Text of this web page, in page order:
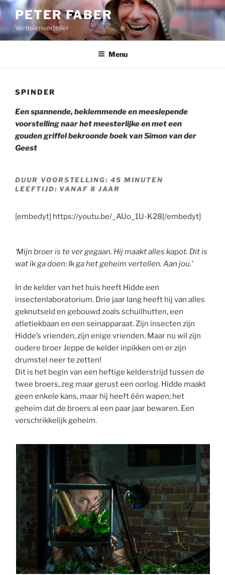
Ga
naar
de
inhoud
PETER FABER
Verhalenverteller
Menu
SPINDER
Een spannende, beklemmende en meeslepende
voorstelling naar het meesterlijke en met een
gouden griffel bekroonde boek van Simon van der
Geest
DUUR VOORSTELLING: 45 MINUTEN
LEEFTIJD: VANAF 8 JAAR
[embedyt] https://youtu.be/_AUo_1U-K28[/embedyt]
‘Mijn broer is te ver gegaan. Hij maakt alles kapot. Dit is
wat ik ga doen: Ik ga het geheim vertellen. Aan jou.’
In de kelder van het huis heeft Hidde een
insectenlaboratorium. Drie jaar lang heeft hij van alles
geknutseld en gebouwd zoals schuilhutten, een
atletiekbaan en een seinapparaat. Zijn insecten zijn
Hidde’s vrienden, zijn enige vrienden. Maar nu wil zijn
oudere broer Jeppe de kelder inpikken om er zijn
drumstel neer te zetten!
Dit is het begin van een heftige kelderstrijd tussen de
twee broers, zeg maar gerust een oorlog. Hidde maakt
geen enkele kans, maar hij heeft één wapen; het
geheim dat de broers al een paar jaar bewaren. Een
verschrikkelijk geheim.